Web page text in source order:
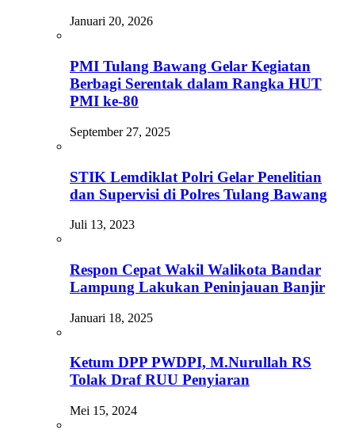
Januari 20, 2026
PMI Tulang Bawang Gelar Kegiatan
Berbagi Serentak dalam Rangka HUT
PMI ke-80
September 27, 2025
STIK Lemdiklat Polri Gelar Penelitian
dan Supervisi di Polres Tulang Bawang
Juli 13, 2023
Respon Cepat Wakil Walikota Bandar
Lampung Lakukan Peninjauan Banjir
Januari 18, 2025
Ketum DPP PWDPI, M.Nurullah RS
Tolak Draf RUU Penyiaran
Mei 15, 2024